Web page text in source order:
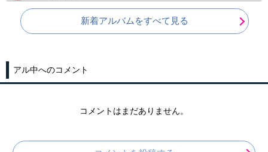
新着アルバムをすべて見る
アル中へのコメント
コメントはまだありません。